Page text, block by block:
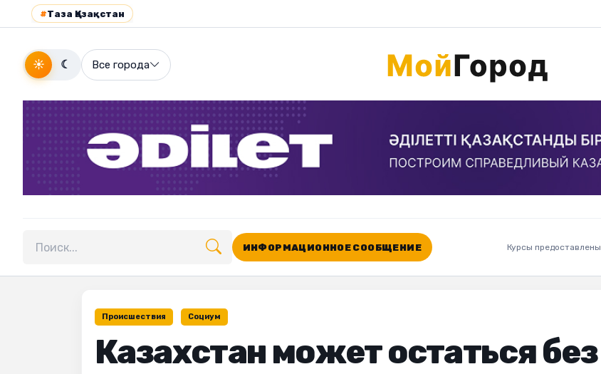
#Таза Қазақстан
☀ ☾ Все города
Поиск по сайту
ИНФОРМАЦИОННОЕ СООБЩЕНИЕ Курсы предоставлены
Происшествия Социум
Казахстан может остаться без